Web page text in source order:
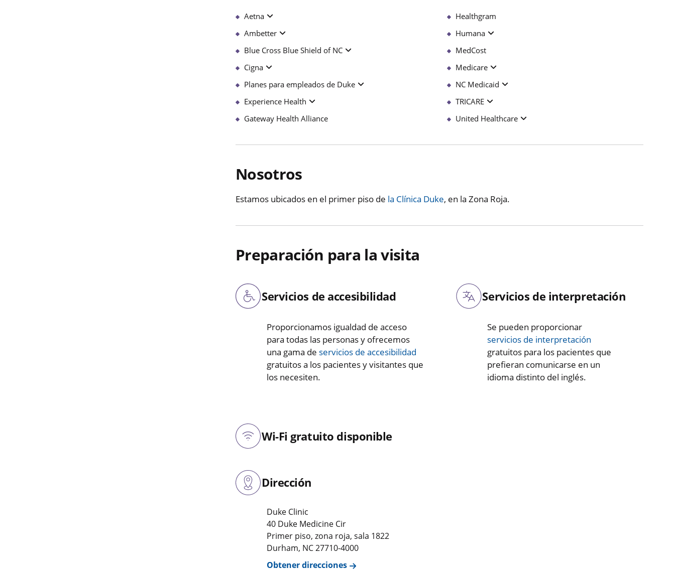
Aetna
Ambetter
Blue Cross Blue Shield of NC
Cigna
Planes para empleados de Duke
Experience Health
Gateway Health Alliance
Healthgram
Humana
MedCost
Medicare
NC Medicaid
TRICARE
United Healthcare
Nosotros
Estamos ubicados en el primer piso de la Clínica Duke, en la Zona Roja.
Preparación para la visita
Servicios de accesibilidad
Proporcionamos igualdad de acceso
para todas las personas y ofrecemos
una gama de servicios de accesibilidad
gratuitos a los pacientes y visitantes que
los necesiten.
Servicios de interpretación
Se pueden proporcionar
servicios de interpretación
gratuitos para los pacientes que
prefieran comunicarse en un
idioma distinto del inglés.
Wi-Fi gratuito disponible
Dirección
Duke Clinic
40 Duke Medicine Cir
Primer piso, zona roja, sala 1822
Durham, NC27710-4000
Obtener direcciones